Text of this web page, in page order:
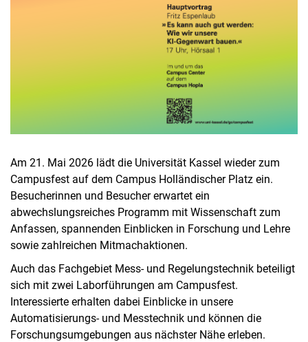
Am 21. Mai 2026 lädt die Universität Kassel wieder zum
Campusfest auf dem Campus Holländischer Platz ein.
Besucherinnen und Besucher erwartet ein
abwechslungsreiches Programm mit Wissenschaft zum
Anfassen, spannenden Einblicken in Forschung und Lehre
sowie zahlreichen Mitmachaktionen.
Auch das Fachgebiet Mess- und Regelungstechnik beteiligt
sich mit zwei Laborführungen am Campusfest.
Interessierte erhalten dabei Einblicke in unsere
Automatisierungs- und Messtechnik und können die
Forschungsumgebungen aus nächster Nähe erleben.